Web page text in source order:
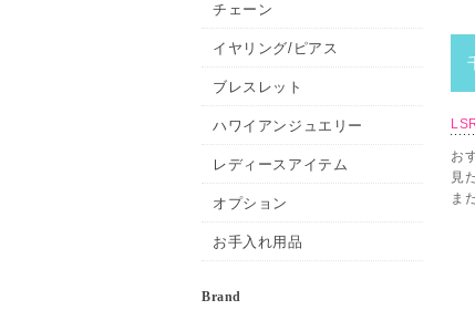
お
見
ま
チェーン
イヤリング/ピアス
ブレスレット
ハワイアンジュエリー
レディースアイテム
オプション
お手入れ用品
Brand